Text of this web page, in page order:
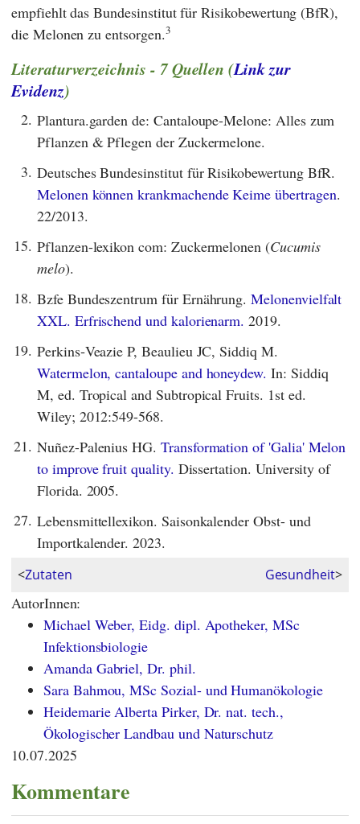
empfiehlt dasBundesinstitut für Risikobewertung (BfR),
die Melonen zu entsorgen.3
Literaturverzeichnis - 7 Quellen (Link zur
Evidenz)
2. Plantura.garden de: Cantaloupe-Melone: Alles zum
Pflanzen & Pflegen der Zuckermelone.
3. Deutsches Bundesinstitut für Risikobewertung BfR.
Melonen können krankmachende Keime übertragen.
22/2013.
15. Pflanzen-lexikon com: Zuckermelonen (Cucumis
melo).
18. Bzfe Bundeszentrum für Ernährung.Melonenvielfalt
XXL. Erfrischend und kalorienarm. 2019.
19. Perkins‐Veazie P, Beaulieu JC, Siddiq M.
Watermelon, cantaloupe and honeydew. In: Siddiq
M, ed. Tropical and Subtropical Fruits. 1st ed.
Wiley; 2012:549-568.
21. Nuñez-Palenius HG. Transformation of 'Galia' Melon
to improve fruit quality. Dissertation. University of
Florida. 2005.
27. Lebensmittellexikon. Saisonkalender Obst- und
Importkalender. 2023.
<Zutaten Gesundheit>
AutorInnen:
Michael Weber, Eidg. dipl. Apotheker, MSc
Infektionsbiologie
Amanda Gabriel, Dr. phil.
Sara Bahmou, MSc Sozial- und Humanökologie
Heidemarie Alberta Pirker, Dr. nat. tech.,
Ökologischer Landbau und Naturschutz
10.07.2025
Kommentare